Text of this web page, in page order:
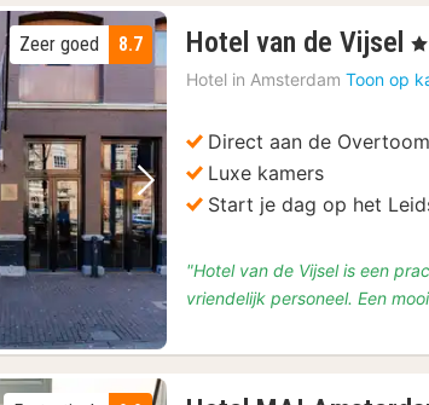
Volgende foto
8.7
Zeer goed Hotel van de Vijsel 1
,
Hotel in Amsterdam Toon op
Direct aan de Overtoom
Luxe kamers
Start je dag op het
"Hotel van de Vijsel is een
vriendelijk personeel. Een